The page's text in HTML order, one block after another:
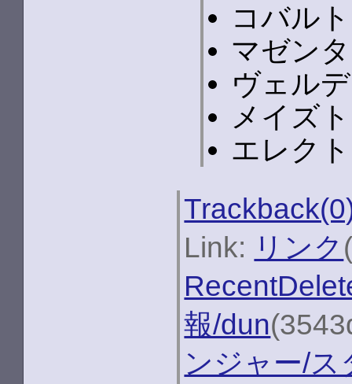
コバル
マゼン
ヴェル
メイズ
エレク
Link: リンク
報/dun
ンジャー/ス